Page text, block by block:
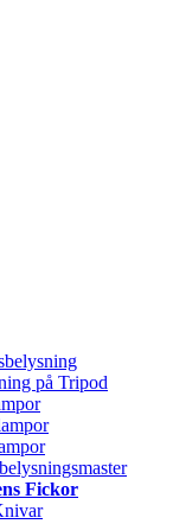
på Tripod
Fickor